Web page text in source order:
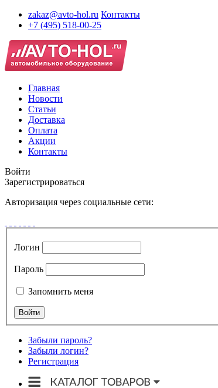
zakaz@avto-hol.ru Контакты
+7 (495) 518-00-25
Главная
Новости
Статьи
Доставка
Оплата
Акции
Контакты
Войти
Зарегистрироваться
Авторизация через социальные сети:
Логин
Пароль
Запомнить меня
Забыли пароль?
Забыли логин?
Регистрация